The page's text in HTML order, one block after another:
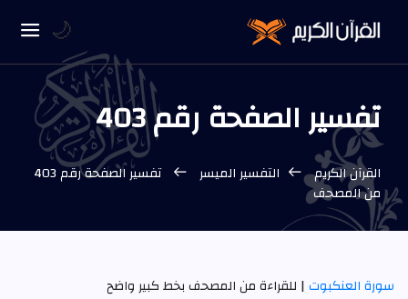
تفسير الصفحة رقم 403
القرآن الكريم التفسير الميسر
تفسير الصفحة رقم 403
من المصحف
سورة العنكبوت| للقراءة من المصحف بخط كبير واضح
🌙